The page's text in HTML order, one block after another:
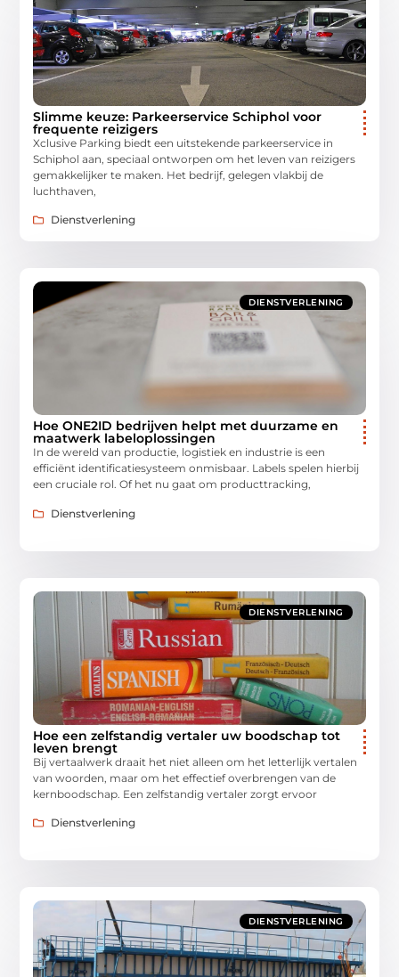
Slimme keuze: Parkeerservice Schiphol voor
frequente reizigers
Xclusive Parking biedt een uitstekende parkeerservice in
Schiphol aan, speciaal ontworpen om het leven van reizigers
gemakkelijker te maken. Het bedrijf, gelegen vlakbij de
luchthaven,
Dienstverlening
DIENSTVERLENING
Hoe ONE2ID bedrijven helpt met duurzame en
maatwerk labeloplossingen
In de wereld van productie, logistiek en industrie is een
efficiënt identificatiesysteem onmisbaar. Labels spelen hierbij
een cruciale rol. Of het nu gaat om producttracking,
Dienstverlening
DIENSTVERLENING
Hoe een zelfstandig vertaler uw boodschap tot
leven brengt
Bij vertaalwerk draait het niet alleen om het letterlijk vertalen
van woorden, maar om het effectief overbrengen van de
kernboodschap. Een zelfstandig vertaler zorgt ervoor
Dienstverlening
DIENSTVERLENING